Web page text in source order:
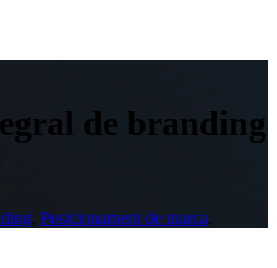
de branding
, Posicionament de marca.